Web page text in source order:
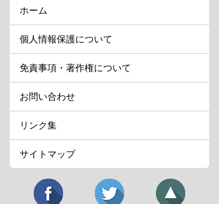
ホーム
個人情報保護について
免責事項・著作権について
お問い合わせ
リンク集
サイトマップ